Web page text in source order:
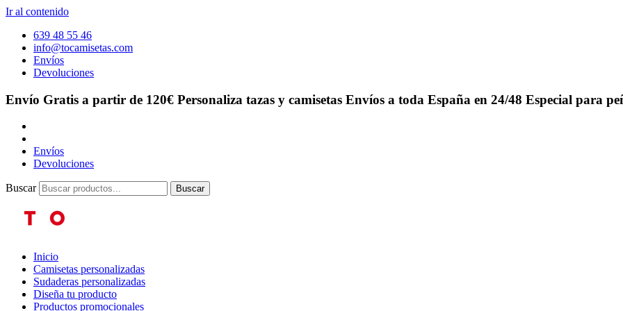
Ir al contenido
639 48 55 46
info@tocamisetas.com
Envíos
Devoluciones
Envío Gratis a partir de 120€ Personaliza tazas y camisetas Envíos a toda España en 24/48 Especial para
Envíos
Devoluciones
Buscar Buscar
Inicio
Camisetas personalizadas
Sudaderas personalizadas
Diseña tu producto
Productos promocionales